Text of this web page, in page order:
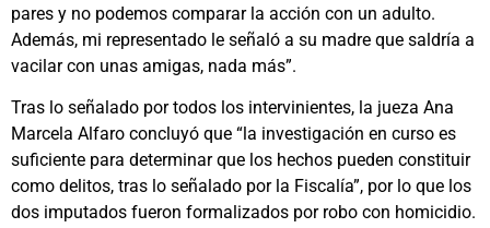
pares y no podemos comparar la acción con un adulto.
Además, mi representado le señaló a su madre que saldría a
vacilar con unas amigas, nada más”.
Tras lo señalado por todos los intervinientes, la jueza Ana
Marcela Alfaro concluyó que “la investigación en curso es
suficiente para determinar que los hechos pueden constituir
como delitos, tras lo señalado por la Fiscalía”, por lo que los
dos imputados fueron formalizados por robo con homicidio.